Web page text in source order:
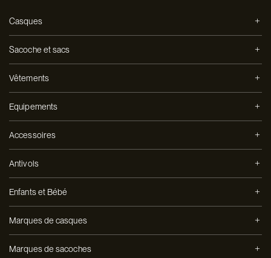
Casques
Sacoche et sacs
Vêtements
Equipements
Accessoires
Antivols
Enfants et Bébé
Marques de casques
Marques de sacoches